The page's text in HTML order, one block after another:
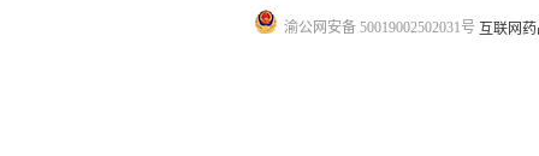
渝公网安备 50019002502031号 互联网